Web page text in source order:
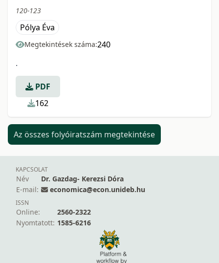
120-123
Pólya Éva
Megtekintések száma:240
.
PDF
162
Az összes folyóiratszám megtekintése
KAPCSOLAT
Név
Dr. Gazdag- Kerezsi Dóra
E-mail:
economica@econ.unideb.hu
ISSN
Online:
2560-2322
Nyomtatott: 1585-6216